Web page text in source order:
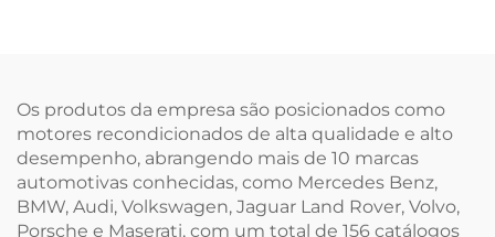
Discovery 5, Range
Rover 360PS Shengshi
Edition e outros
modelos
Rover Sport Edition,
Range Rover Star Vein
Guardian, Jaguar F-
TYPE, XJ e outros
modelos
Os produtos da empresa são posicionados como
motores recondicionados de alta qualidade e alto
desempenho, abrangendo mais de 10 marcas
automotivas conhecidas, como Mercedes Benz,
BMW, Audi, Volkswagen, Jaguar Land Rover, Volvo,
Porsche e Maserati, com um total de 156 catálogos